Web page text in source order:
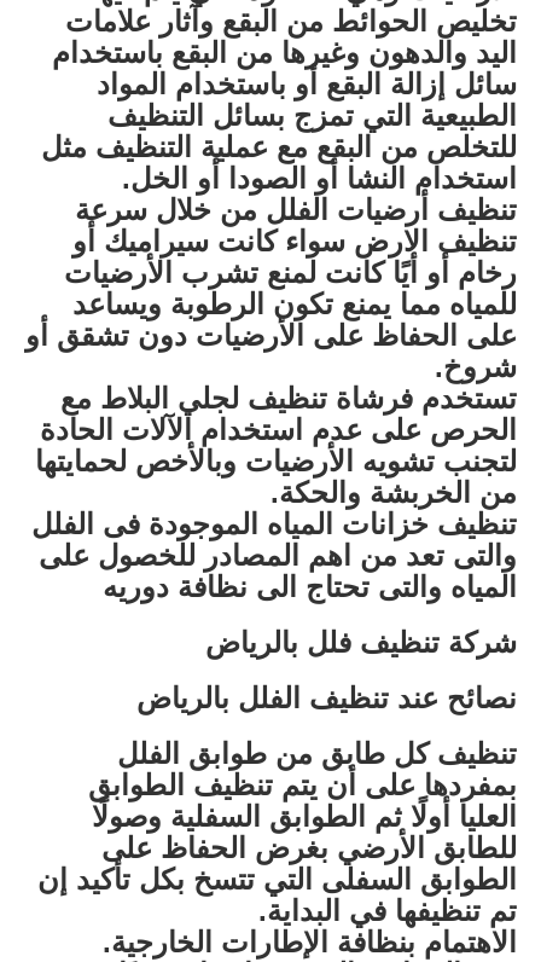
تخليص الحوائط من البقع وآثار علامات
اليد والدهون وغيرها من البقع باستخدام
سائل إزالة البقع أو باستخدام المواد
الطبيعية التي تمزج بسائل التنظيف
للتخلص من البقع مع عملية التنظيف مثل
استخدام النشا أو الصودا أو الخل.
تنظيف أرضيات الفلل من خلال سرعة
تنظيف الارض سواء كانت سيراميك أو
رخام أو أيًا كانت لمنع تشرب الأرضيات
للمياه مما يمنع تكون الرطوبة ويساعد
على الحفاظ على الأرضيات دون تشقق أو
شروخ.
تستخدم فرشاة تنظيف لجلي البلاط مع
الحرص على عدم استخدام الآلات الحادة
لتجنب تشويه الأرضيات وبالأخص لحمايتها
من الخربشة والحكة.
تنظيف خزانات المياه الموجودة فى الفلل
والتى تعد من اهم المصادر للخصول على
المياه والتى تحتاج الى نظافة دوريه
شركة تنظيف فلل بالرياض
نصائح عند تنظيف الفلل بالرياض
تنظيف كل طابق من طوابق الفلل
بمفردها على أن يتم تنظيف الطوابق
العليا أولًا ثم الطوابق السفلية وصولًا
للطابق الأرضي بغرض الحفاظ على
الطوابق السفلى التي تتسخ بكل تأكيد إن
تم تنظيفها في البداية.
الاهتمام بنظافة الإطارات الخارجية.